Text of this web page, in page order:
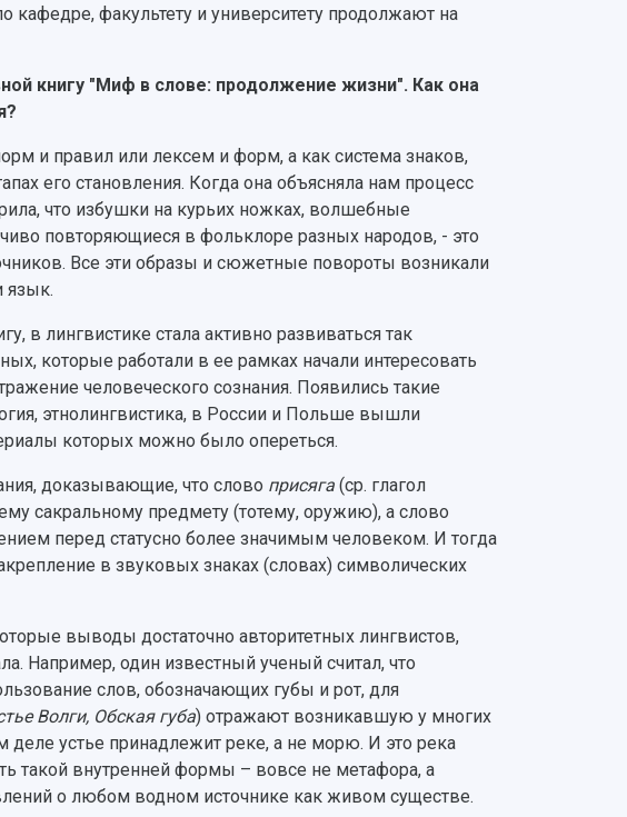
кафедре, факультету и университету продолжают на
книгу "Миф в слове: продолжение жизни". Как она
и правил или лексем и форм, а как система знаков,
его становления. Когда она объясняла нам процесс
что избушки на курьих ножках, волшебные
повторяющиеся в фольклоре разных народов, - это
Все эти образы и сюжетные повороты возникали
язык.
в лингвистике стала активно развиваться так
которые работали в ее рамках начали интересовать
человеческого сознания. Появились такие
этнолингвистика, в России и Польше вышли
которых можно было опереться.
доказывающие, что слово присяга (ср. глагол
сакральному предмету (тотему, оружию), а слово
перед статусно более значимым человеком. И тогда
в звуковых знаках (словах) символических
выводы достаточно авторитетных лингвистов,
Например, один известный ученый считал, что
слов, обозначающих губы и рот, для
Волги, Обская губа) отражают возникавшую у многих
устье принадлежит реке, а не морю. И это река
такой внутренней формы – вовсе не метафора, а
о любом водном источнике как живом существе.